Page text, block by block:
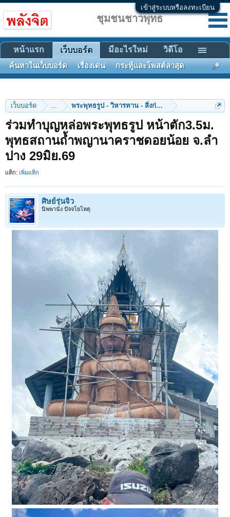
เข้าสู่ระบบหรือลงทะเบียน
เว็บบอร์ด ... พระพุทธรูป - วิหารทาน - สิ่งก่อสร้าง
ร่วมทําบุญหล่อพระพุทธรูป หน้าตัก3.5ม.
พุทธสถานถ้ำพญานาคราชดอยน้อย จ.ลํา
ปาง 29มิย.69
แท็ก: เพิ่มแท็ก
ศิษย์รุ่นจิ๋ว
นิพพานัง ปัจจโยโหตุ
ชุมชนชาวพุทธ
หน้าแรก เว็บบอร์ด
ค้นหาในเว็บบอร์ด เรื่องเด่น กระทู้และโพสต์ล่าสุด
มีอะไรใหม่ วิดีโอ